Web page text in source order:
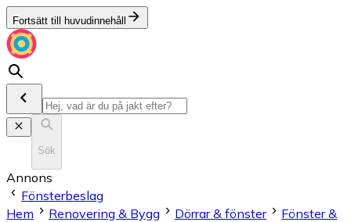
Fortsätt till huvudinnehåll
Sök
Annons
Fönsterbeslag
Hem
Renovering & Bygg Dörrar & fönster
Fönster &